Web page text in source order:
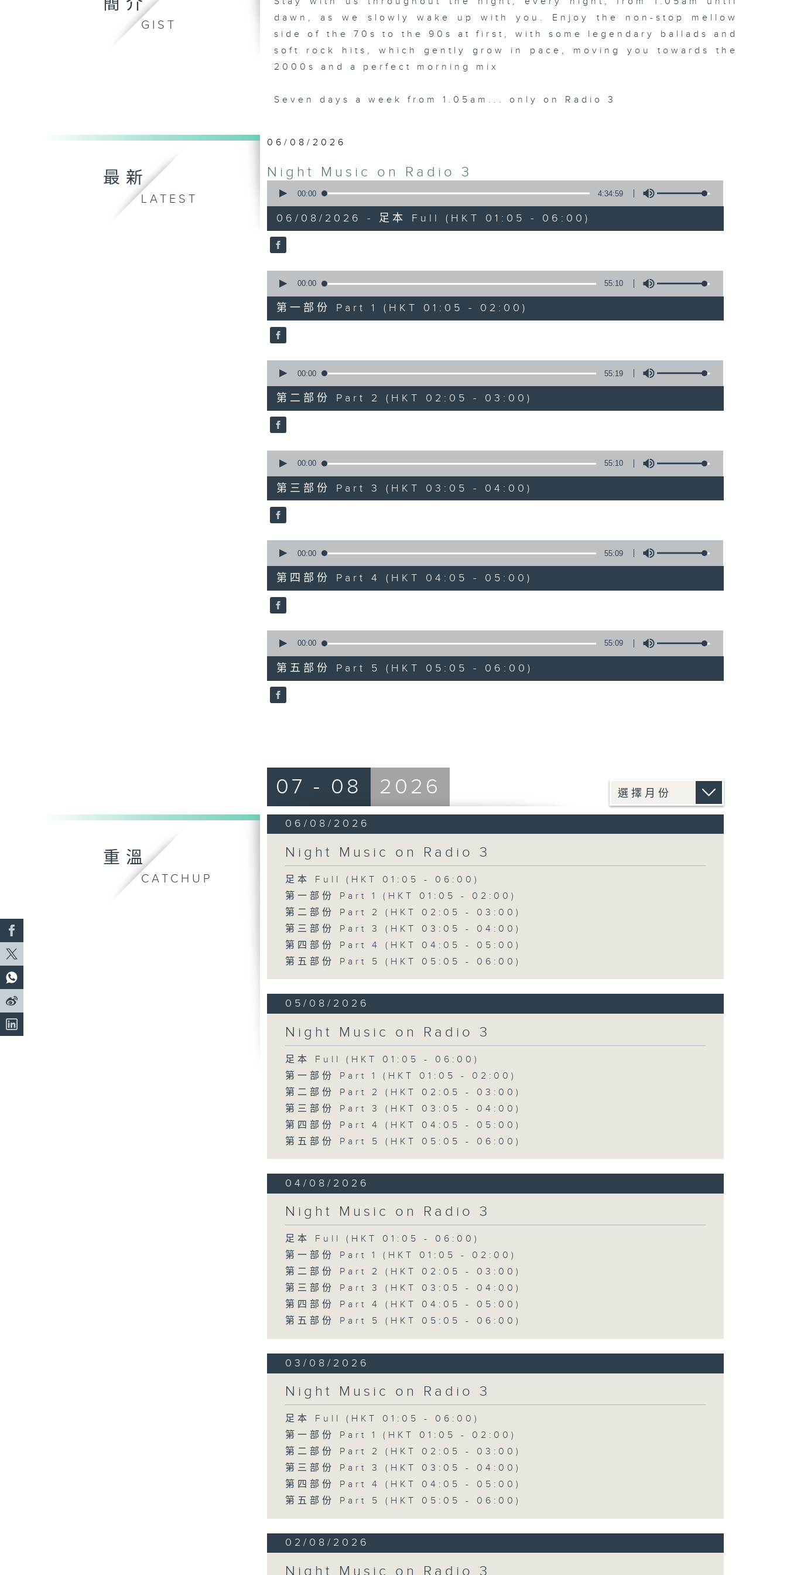
簡介
GIST
dawn, as we slowly wake up with you. Enjoy the non-stop mellow
side of the 70s to the 90s at first, with some legendary ballads and
soft rock hits, which gently grow in pace, moving you towards the
2000s and a perfect morning mix
Seven days a week from 1.05am... only on Radio 3
最新
LATEST
06/08/2026
Night Music on Radio 3
seconds
hours,
34
minutes,
59
90%
00:00 4:34:59
06/08/2026 - 足本 Full (HKT 01:05 - 06:00)
seconds
55
minutes,
10
seconds
90%
00:00 55:10
第一部份 Part 1 (HKT 01:05 - 02:00)
seconds
55
minutes,
19
seconds
90%
00:00 55:19
第二部份 Part 2 (HKT 02:05 - 03:00)
seconds
55
minutes,
10
seconds
90%
00:00 55:10
第三部份 Part 3 (HKT 03:05 - 04:00)
seconds
55
minutes,
9
seconds
90%
00:00 55:09
第四部份 Part 4 (HKT 04:05 - 05:00)
seconds
55
minutes,
9
seconds
90%
00:00 55:09
第五部份 Part 5 (HKT 05:05 - 06:00)
重溫
CATCHUP
07 - 08 2026
06/08/2026
Night Music on Radio 3
足本 Full (HKT 01:05 - 06:00)
第一部份 Part 1 (HKT 01:05 - 02:00)
第二部份 Part 2 (HKT 02:05 - 03:00)
第三部份 Part 3 (HKT 03:05 - 04:00)
第四部份 Part 4 (HKT 04:05 - 05:00)
第五部份 Part 5 (HKT 05:05 - 06:00)
05/08/2026
Night Music on Radio 3
足本 Full (HKT 01:05 - 06:00)
第一部份 Part 1 (HKT 01:05 - 02:00)
第二部份 Part 2 (HKT 02:05 - 03:00)
第三部份 Part 3 (HKT 03:05 - 04:00)
第四部份 Part 4 (HKT 04:05 - 05:00)
第五部份 Part 5 (HKT 05:05 - 06:00)
04/08/2026
Night Music on Radio 3
足本 Full (HKT 01:05 - 06:00)
第一部份 Part 1 (HKT 01:05 - 02:00)
第二部份 Part 2 (HKT 02:05 - 03:00)
第三部份 Part 3 (HKT 03:05 - 04:00)
第四部份 Part 4 (HKT 04:05 - 05:00)
第五部份 Part 5 (HKT 05:05 - 06:00)
03/08/2026
Night Music on Radio 3
足本 Full (HKT 01:05 - 06:00)
第一部份 Part 1 (HKT 01:05 - 02:00)
第二部份 Part 2 (HKT 02:05 - 03:00)
第三部份 Part 3 (HKT 03:05 - 04:00)
第四部份 Part 4 (HKT 04:05 - 05:00)
第五部份 Part 5 (HKT 05:05 - 06:00)
02/08/2026
Night Music on Radio 3